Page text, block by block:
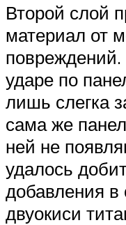
Второй слой
материал от
повреждений.
ударе по
лишь слегка
сама же
ней не
удалось
добавления в
двуокиси